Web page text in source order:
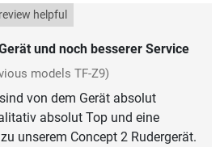
und noch besserer Service
helpful
models TF-Z9)
von dem Gerät absolut
absolut Top und eine
unserem Concept 2 Rudergerät.